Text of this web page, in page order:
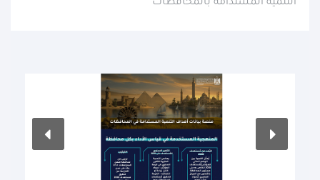
التنمية المستدامة بالمحافظات"